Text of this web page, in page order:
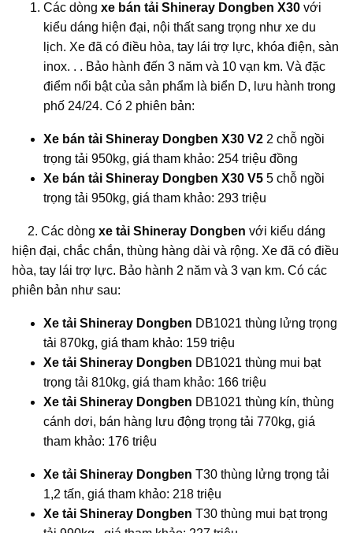
Các dòng xe bán tải Shineray Dongben X30 với
kiểu dáng hiện đại, nội thất sang trọng như xe du
lịch. Xe đã có điều hòa, tay lái trợ lực, khóa điện, sàn
inox. . . Bảo hành đến 3 năm và 10 vạn km. Và đặc
điểm nổi bật của sản phẩm là biển D, lưu hành trong
phố 24/24. Có 2 phiên bản:
Xe bán tải Shineray Dongben X30 V2 2 chỗ ngồi
trọng tải 950kg, giá tham khảo: 254 triệu đồng
Xe bán tải Shineray Dongben X30 V5 5 chỗ ngồi
trọng tải 950kg, giá tham khảo: 293 triệu
2. Các dòng xe tải Shineray Dongben với kiểu dáng
hiện đại, chắc chắn, thùng hàng dài và rộng. Xe đã có điều
hòa, tay lái trợ lực. Bảo hành 2 năm và 3 vạn km. Có các
phiên bản như sau:
Xe tải Shineray Dongben DB1021 thùng lửng trọng
tải 870kg, giá tham khảo: 159 triệu
Xe tải Shineray Dongben DB1021 thùng mui bạt
trọng tải 810kg, giá tham khảo: 166 triệu
Xe tải Shineray Dongben DB1021 thùng kín, thùng
cánh dơi, bán hàng lưu động trọng tải 770kg, giá
tham khảo: 176 triệu
Xe tải Shineray Dongben T30 thùng lửng trọng tải
1,2 tấn, giá tham khảo: 218 triệu
Xe tải Shineray Dongben T30 thùng mui bạt trọng